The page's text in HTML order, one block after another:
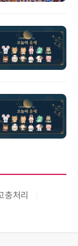
충처리